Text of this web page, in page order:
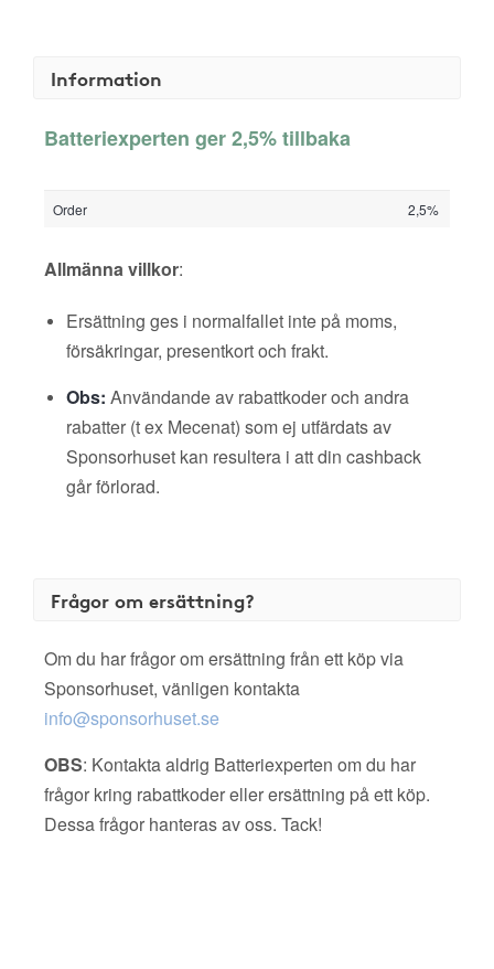
Information
Batteriexperten ger 2,5% tillbaka
Order 2,5%
Allmänna villkor:
Ersättning ges i normalfallet inte på moms,
försäkringar, presentkort och frakt.
Obs: Användande av rabattkoder och andra
rabatter (t ex Mecenat) som ej utfärdats av
Sponsorhuset kan resultera i att din cashback
går förlorad.
Frågor om ersättning?
Om du har frågor om ersättning från ett köp via
Sponsorhuset, vänligen kontakta
info@sponsorhuset.se
OBS: Kontakta aldrig Batteriexperten om du har
frågor kring rabattkoder eller ersättning på ett köp.
Dessa frågor hanteras av oss. Tack!